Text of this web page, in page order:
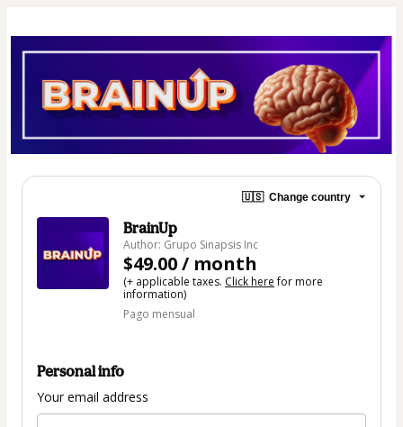
🇺🇸 Change country
BrainUp
Author: Grupo Sinapsis Inc
$49.00 / month
(+ applicable taxes. Click herefor more
information)
Pago mensual
Personal info
Your email address